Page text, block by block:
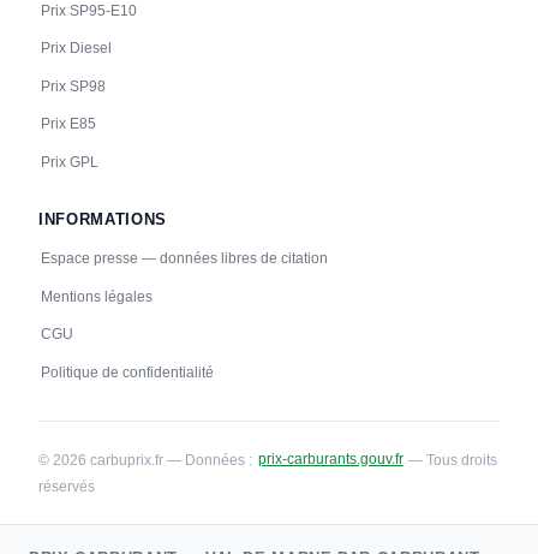
Prix SP95-E10
Prix Diesel
Prix SP98
Prix E85
Prix GPL
INFORMATIONS
Espace presse — données libres de citation
Mentions légales
CGU
Politique de confidentialité
© 2026 carbuprix.fr — Données : prix-carburants.gouv.fr — Tous droits
réservés